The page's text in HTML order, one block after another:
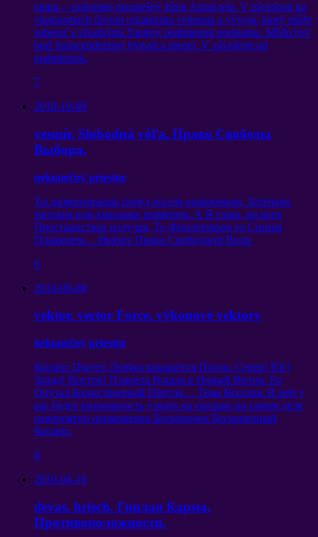
tantra – vzájomne prospešný fúzie Astral tela. V závislosti na
vlastnostiach úrovni organizmu vedomia a vývoja, ktorý môže
zaberať s vhodnými Tantroy podmienok podstatne. Môžu byť
buď transcendentnej bytosti a menej. V závislosti od
podmienok.
7
2010-10-09
vesmír. Slobodná vôľa. Право Свободы
Выбора.
nekonečný priestor
Ты размахиваешь перед носом оранжевым, Зеленым,
желтым или красным знаменем. А Я горю, во всех
Пространствах излучая, То Фиолетовым то Синим
Пламенем… Имеют Право Свободной Воли
6
2010-06-08
vektor. vector Force. výkonové vektory
nekonečný priestor
Космос Цветет Любви врывается Поток: Север! Юг!
Запад! Восток! Планета Вошла в Новый Виток: Ее
Окутал Божественный Цветок… Тема Веселая. В ней у
вас будет возможность узнать на сколько на самом деле
невероятно неимоверно Бесконечен Бесконечный
Космос.
6
2010-04-16
devas. hriech. Гнилая Карма.
Противоположности.